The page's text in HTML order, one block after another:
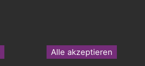
Alle akzeptieren